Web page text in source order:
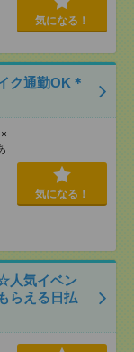
気になる！
ク通勤OK＊
気になる！
人気イベン
らえる日払